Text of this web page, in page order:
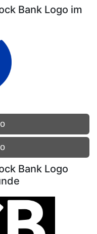
Bank Logo im
Bank Logo